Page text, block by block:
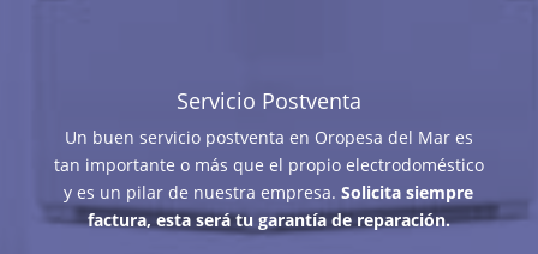
Servicio Postventa
Un buen servicio postventa en Oropesa del Mar es
tan importante o más que el propio electrodoméstico
y es un pilar de nuestra empresa.Solicita siempre
factura, esta será tu garantía de reparación.